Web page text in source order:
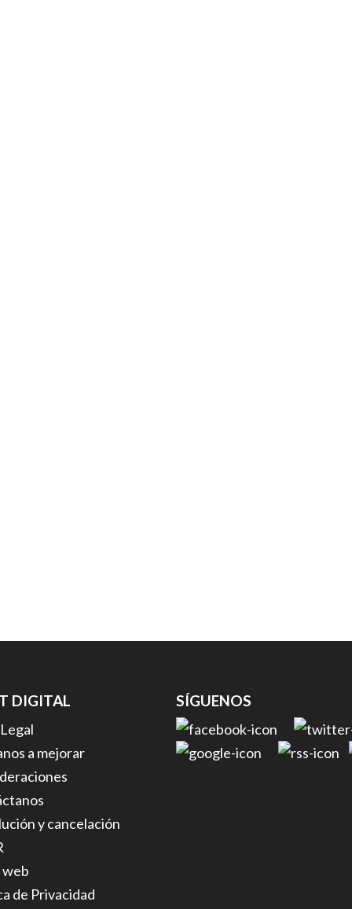
DIGITAL
a mejorar
y cancelación
de Privacidad
SÍGUENOS